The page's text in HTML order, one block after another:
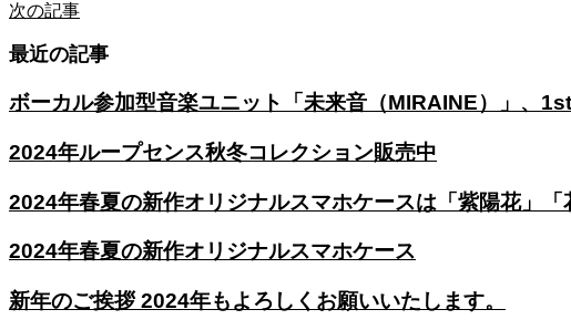
次の記事
最近の記事
ボーカル参加型音楽ユニット「未来音（MIRAINE）」、
2024年ループセンス秋冬コレクション販売中
2024年春夏の新作オリジナルスマホケースは「紫陽花」「
2024年春夏の新作オリジナルスマホケース
新年のご挨拶 2024年もよろしくお願いいたします。